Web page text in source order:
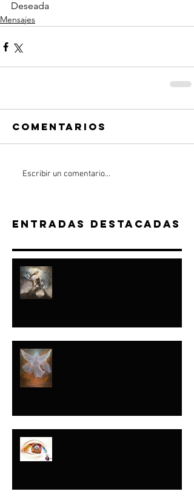
Deseada
Mensajes
Comentarios
Escribir un comentario...
Entradas destacadas